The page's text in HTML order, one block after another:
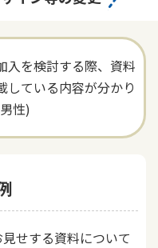
入を検討する際、資料
している内容が分かり
性)
せする資料について